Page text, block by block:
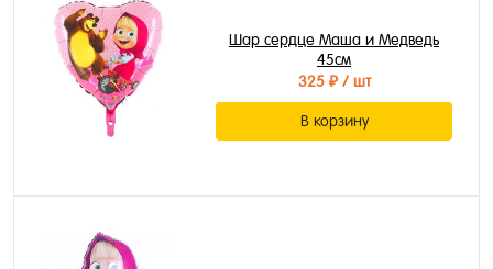
Шар сердце Маша и Медведь
45см
325 ₽/ шт
В корзину